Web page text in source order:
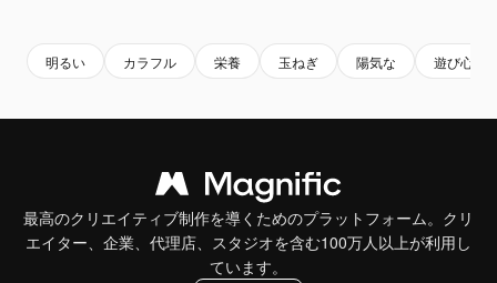
明るい カラフル 栄養 玉ねぎ 陽気な 遊び心の
最高のクリエイティブ制作を導くためのプラットフォーム。クリ
エイター、企業、代理店、スタジオを含む100万人以上が利用し
ています。